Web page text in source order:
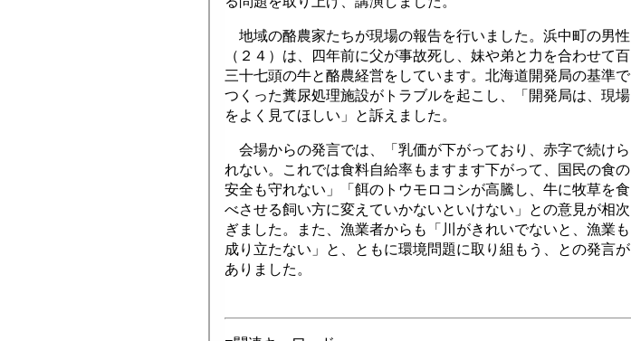
地域の酪農家たちが現場の報告を行いました。浜中町の男性
（２４）は、四年前に父が事故死し、妹や弟と力を合わせて百
三十七頭の牛と酪農経営をしています。北海道開発局の基準で
つくった糞尿処理施設がトラブルを起こし、「開発局は、現場
をよく見てほしい」と訴えました。
会場からの発言では、「乳価が下がっており、赤字で続けら
れない。これでは食料自給率もますます下がって、国民の食の
安全も守れない」「餌のトウモロコシが高騰し、牛に牧草を食
べさせる飼い方に変えていかないといけない」との意見が相次
ぎました。また、漁業者からも「川がきれいでないと、漁業も
成り立たない」と、ともに環境問題に取り組もう、との発言が
ありました。